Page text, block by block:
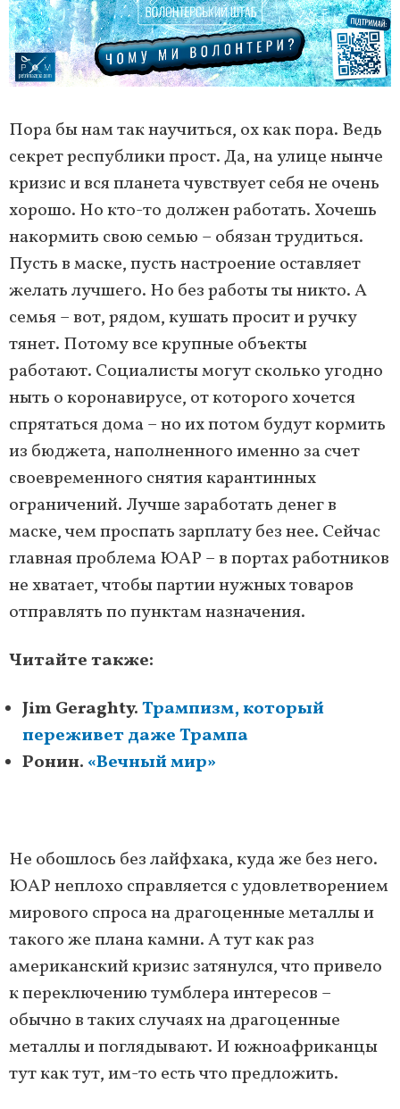
Пора бы нам так научиться, ох как пора. Ведь
секрет республики прост. Да, на улице нынче
кризис и вся планета чувствует себя не очень
хорошо. Но кто-то должен работать. Хочешь
накормить свою семью – обязан трудиться.
Пусть в маске, пусть настроение оставляет
желать лучшего. Но без работы ты никто. А
семья – вот, рядом, кушать просит и ручку
тянет. Потому все крупные объекты
работают. Социалисты могут сколько угодно
ныть о коронавирусе, от которого хочется
спрятаться дома – но их потом будут кормить
из бюджета, наполненного именно за счет
своевременного снятия карантинных
ограничений. Лучше заработать денег в
маске, чем проспать зарплату без нее. Сейчас
главная проблема ЮАР – в портах работников
не хватает, чтобы партии нужных товаров
отправлять по пунктам назначения.
Читайте также:
Jim Geraghty.Трампизм, который
переживет даже Трампа
Ронин. «Вечный мир»
Не обошлось без лайфхака, куда же без него.
ЮАР неплохо справляется с удовлетворением
мирового спроса на драгоценные металлы и
такого же плана камни. А тут как раз
американский кризис затянулся, что привело
к переключению тумблера интересов –
обычно в таких случаях на драгоценные
металлы и поглядывают. И южноафриканцы
тут как тут, им-то есть что предложить.